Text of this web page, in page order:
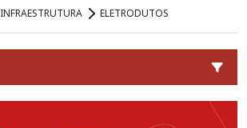
INFRAESTRUTURA ELETRODUTOS